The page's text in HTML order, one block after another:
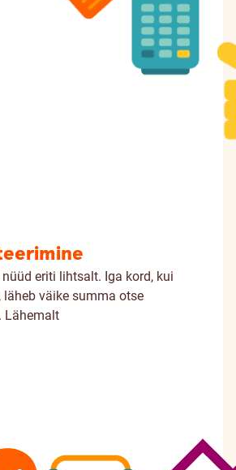
eriti lihtsalt. Iga kord, kui
väike summa otse
Lähemalt